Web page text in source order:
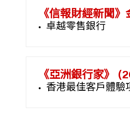
《信報財經新聞
卓越零售銀行
《亞洲銀行家》
香港最佳客戶體驗